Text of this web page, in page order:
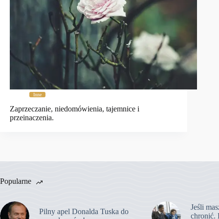
Inne
Zaprzeczanie, niedomówienia, tajemnice i
przeinaczenia.
Popularne
Pilny apel Donalda Tuska do
Jeśli
chronić.